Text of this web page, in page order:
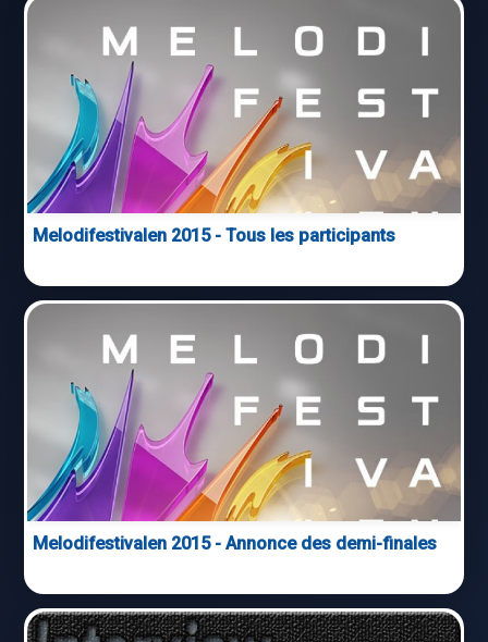
Melodifestivalen 2015 - Tous les participants
Melodifestivalen 2015 - Annonce des demi-finales